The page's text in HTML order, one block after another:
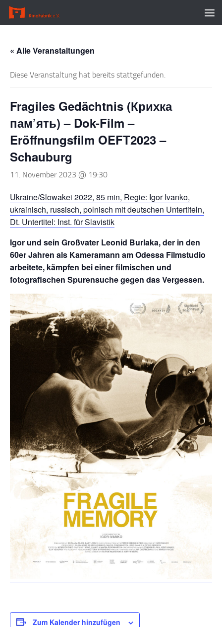
Zum Inhalt springen
« Alle Veranstaltungen
Diese Veranstaltung hat bereits stattgefunden.
Fragiles Gedächtnis (Крихка
пам’ять) – Dok-Film –
Eröffnungsfilm OEFT2023 –
Schauburg
11. November 2023 @ 19:30
Ukraine/Slowakei 2022, 85 min, Regie: Igor Ivanko,
ukrainisch, russisch, polnisch mit deutschen Untertiteln,
Dt. Untertitel: Inst. für Slavistik
Igor und sein Großvater Leonid Burlaka, der in den
60er Jahren als Kameramann am Odessa Filmstudio
arbeitete, kämpfen bei einer filmischen und
fotografischen Spurensuche gegen das Vergessen.
Zum Kalender hinzufügen